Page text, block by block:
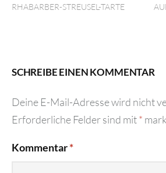
RHABARBER-STREUSEL-TARTE
SCHREIBE EINEN KOMMENTAR
Deine E-Mail-Adresse wird nicht
Erforderliche Felder sind mit*
Kommentar*